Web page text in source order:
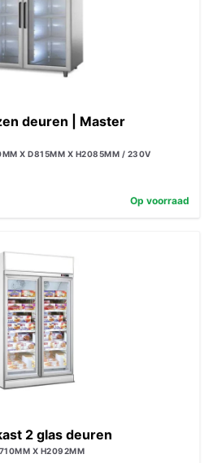
deuren | Master
X D815MM X H2085MM / 230V
Op voorraad
2 glas deuren
X H2092MM